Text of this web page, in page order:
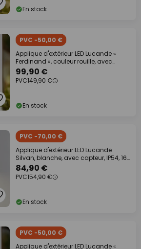
En stock
PVC -50,00 €
Applique d'extérieur LED Lucande «
Ferdinand », couleur rouille, avec
capteur,
99,90 €
PVC149,90 €
En stock
PVC -70,00 €
Applique d'extérieur LED Lucande
Silvan, blanche, avec capteur, IP54, 16
cm
84,90 €
PVC154,90 €
En stock
PVC -50,00 €
Applique d'extérieur LED Lucande «